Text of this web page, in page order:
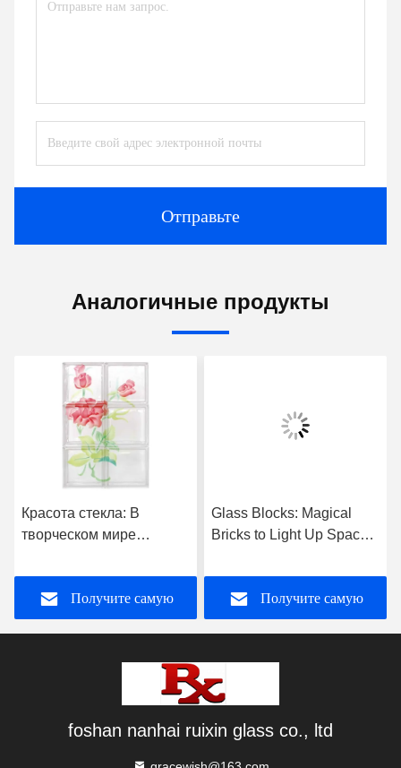
Отправьте
Аналогичные продукты
Красота стекла: В
творческом мире
хрустальных блоков
Получите самую
Glass Blocks: Magical
Bricks to Light Up Spaces
Получите самую
foshan nanhai ruixin glass co., ltd